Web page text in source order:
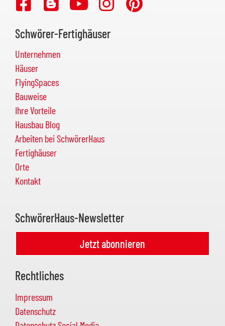
Schwörer-Fertighäuser
Unternehmen
Häuser
FlyingSpaces
Bauweise
Ihre Vorteile
Hausbau Blog
Arbeiten bei SchwörerHaus
Fertighäuser
Orte
Kontakt
SchwörerHaus-Newsletter
Jetzt abonnieren
Rechtliches
Impressum
Datenschutz